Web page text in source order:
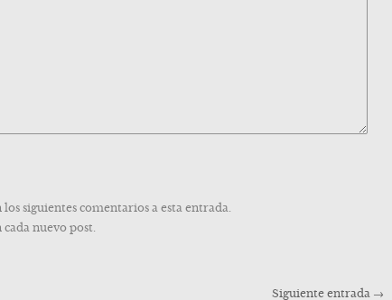
siguientes comentarios a esta entrada.
nuevo post.
Siguiente entrada →